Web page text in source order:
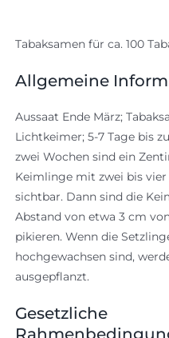
Tabaksamen für ca. 100
Allgemeine
Aussaat Ende März;
Lichtkeimer; 5-7 Tage bis
zwei Wochen sind ein
Keimlinge mit zwei bis
sichtbar. Dann sind die
Abstand von etwa 3 cm
pikieren. Wenn die
hochgewachsen sind,
ausgepflanzt.
Gesetzliche